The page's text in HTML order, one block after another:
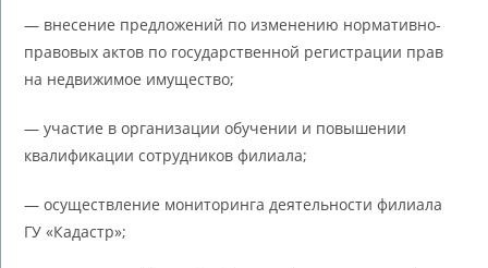
— внесение предложений по изменению нормативно-
правовых актов по государственной регистрации прав
на недвижимое имущество;
— участие в организации обучении и повышении
квалификации сотрудников филиала;
— осуществление мониторинга деятельности филиала
ГУ «Кадастр»;